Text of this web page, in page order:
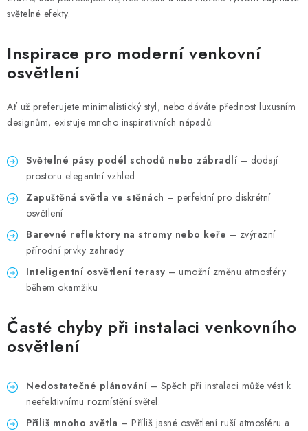
světelné efekty.
Inspirace pro moderní venkovní
osvětlení
Ať už preferujete minimalistický styl, nebo dáváte přednost luxusním
designům, existuje mnoho inspirativních nápadů:
Světelné pásy podél schodů nebo zábradlí – dodají
prostoru elegantní vzhled
Zapuštěná světla ve stěnách – perfektní pro diskrétní
osvětlení
Barevné reflektory na stromy nebo keře – zvýrazní
přírodní prvky zahrady
Inteligentní osvětlení terasy – umožní změnu atmosféry
během okamžiku
Časté chyby při instalaci venkovního
osvětlení
Nedostatečné plánování – Spěch při instalaci může vést k
neefektivnímu rozmístění světel.
Příliš mnoho světla – Příliš jasné osvětlení ruší atmosféru a